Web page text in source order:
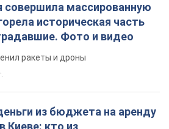
совершила массированную
историческая часть
Фото и видео
ракеты и дроны
из бюджета на аренду
Киеве: кто из